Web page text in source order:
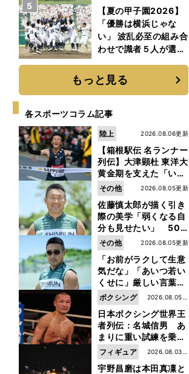
「機動破壊」はこうし
て生まれた
【夏の甲子園2026】
「優勝は横浜じゃな
い」 波乱必至の組み合
わせで識者５人が選ん
5
もっと見る
各スポーツコラム記事
【箱根駅伝 名ランナー
列伝】大津顕杜 東洋大
黄金期を支えた「いぶ
し銀」の存在 最後は同
期の設楽兄弟も受賞で
きなかった金栗杯に輝
く
2026.08.06更新
陸上
佐藤慎太郎が描く引き
際の美学「弱くなる自
分も見せたい」 50
代の競輪人生に影響を
与える伏見俊昭の死に
も言及
2026.08.05更新
その他
「お前がラクして生意
気だな」「あいつ若い
くせに」厳しい言葉を
浴びせられるも佐藤慎
太郎が貫いた誇りとフ
ァンへの思い
2026.08.05更新
その他
日本ボクシング世界王
者列伝：名城信男 あ
まりに重い試練を乗り
越え「大胆さ」と「巧
さ」で築いた時代
2026.08.05更
新
ボクシング
宇野昌磨は本田真凜と
2026.08.03更
新
フィギュア